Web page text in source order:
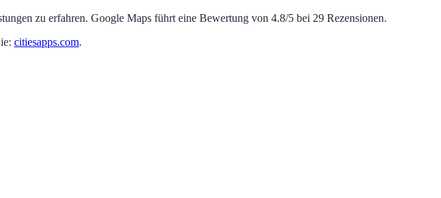
zu erfahren. Google Maps führt eine Bewertung von 4.8/5 bei 29 Rezensionen.
citiesapps.com.